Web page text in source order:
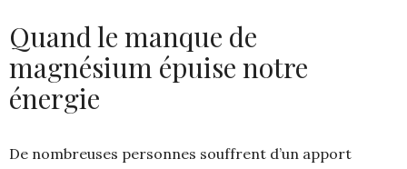
Quand le manque de
magnésium épuise notre
énergie
De nombreuses personnes souffrent d’un apport